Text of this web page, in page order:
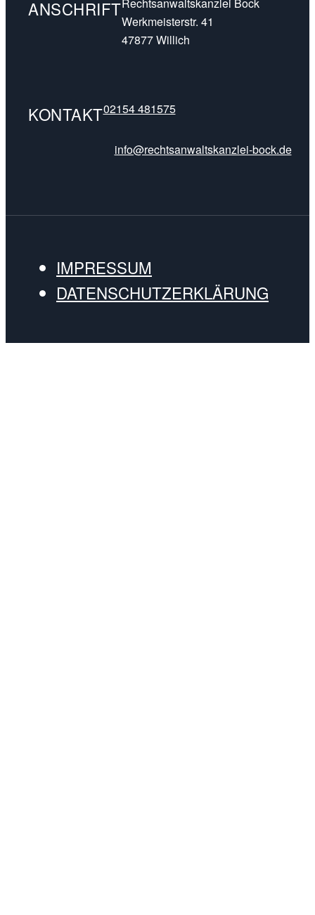
ANSCHRIFTRechtsanwaltskanzlei Bock
Werkmeisterstr. 41
47877 Willich
KONTAKT02154 481575
info@rechtsanwaltskanzlei-bock.de
IMPRESSUM
DATENSCHUTZERKLÄRUNG